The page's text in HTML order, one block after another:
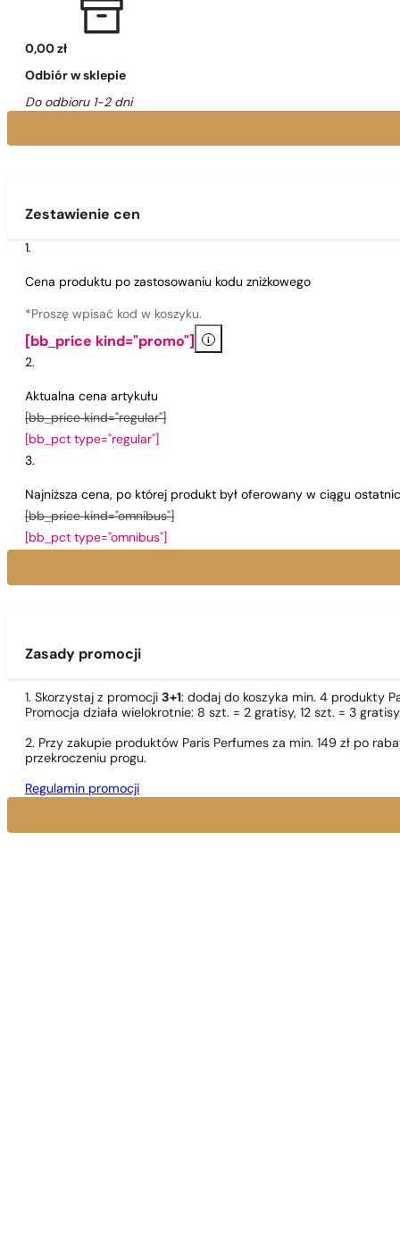
0,00 zł
Odbiór w sklepie
Do odbioru 1-2 dni
Zestawienie cen
Cena produktu po zastosowaniu kodu zniżkowego
*Proszę wpisać kod w koszyku.
[bb_price kind="promo"] i
Aktualna cena artykułu
[bb_price kind="regular"]
[bb_pct type="regular"]
Najniższa cena, po której produkt był oferowany w ciągu
[bb_price kind="omnibus"]
[bb_pct type="omnibus"]
Zasady promocji
1. Skorzystaj z promocji 3+1: dodaj do koszyka min. 4 produkty
Promocja działa wielokrotnie: 8 szt. = 2 gratisy, 12 szt. = 3
2. Przy zakupie produktów Paris Perfumes za min. 149 zł po
przekroczeniu progu.
Regulamin promocji